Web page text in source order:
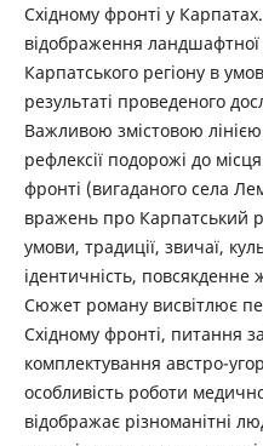
Східному фронті у
відображення ландшафтної
Карпатського регіону в
результаті проведеного
Важливою змістовою
рефлексії подорожі до
фронті (вигаданого села
вражень про Карпатський
умови, традиції, звичаї,
ідентичність,
Сюжет роману висвітлює
Східному фронті, питання
комплектування австро-
особливість роботи
відображає різноманітні